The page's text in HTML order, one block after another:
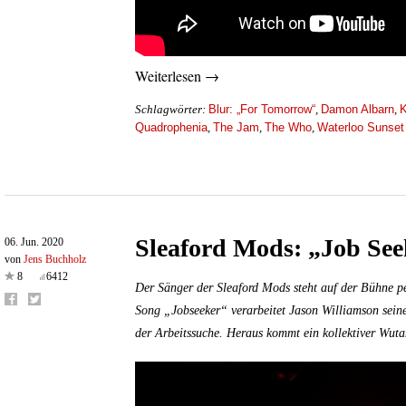
Weiterlesen →
Schlagwörter: Blur: „For Tomorrow“, Damon Albarn,
Quadrophenia, The Jam, The Who, Waterloo Sunset
06. Jun. 2020
von Jens Buchholz
8
6412
Sleaford Mods: „Job
Der Sänger der Sleaford Mods steht auf der Bühne
Song „Jobseeker“ verarbeitet Jason Williamson
der Arbeitssuche. Heraus kommt ein kollektiver